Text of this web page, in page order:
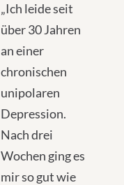
„Ich leide seit
über 30 Jahren
an einer
chronischen
unipolaren
Depression.
Nach drei
Wochen ging es
mir so gut wie